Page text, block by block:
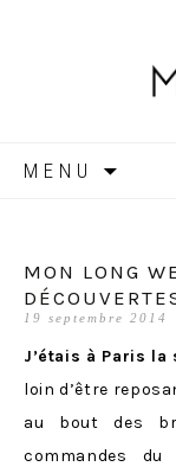
MENU
MON LONG
19 septembre 2014
J’étais à Paris la
loin d’être
au bout des
commandes